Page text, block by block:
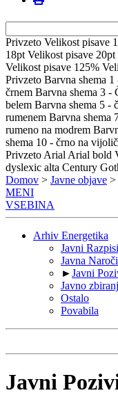
Privzeto Velikost pisave
18pt Velikost pisave 20pt
Velikost pisave 125%
Privzeto Barvna shema
črnem Barvna shema 3 -
belem Barvna shema 5 -
rumenem Barvna shema
rumeno na modrem
shema 10 - črno na
Privzeto Arial Arial bold
dyslexic alta Century
Domov > Javne objave >
MENI
VSEBINA
Arhiv Energetika
Javni Razpisi
Javna
►Javni
Javno
Ostalo
Povabila
Javni